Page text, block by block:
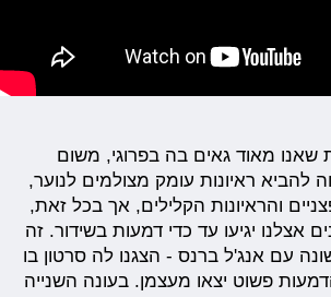
שאנו מאוד גאים בה בפרוגי, משום
ראיונות עומק מצולמים לנוער,
והראיונות הקלילים, אך בכל זאת,
אצלנו יגיעו עד כדי דמעות בשידור. זה
עם אנג'ל ברנס - הצגנו לה סרטון בו
פשוט יצאו מעצמן. בעונה השנייה